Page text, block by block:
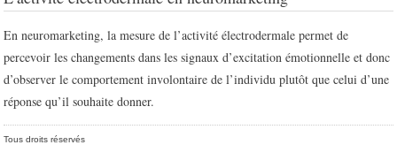
En neuromarketing, la mesure de l’activité électrodermale permet de
percevoir les changements dans les signaux d’excitation émotionnelle et donc
d’observer le comportement involontaire de l’individu plutôt que celui d’une
réponse qu’il souhaite donner.
Tous droits réservés